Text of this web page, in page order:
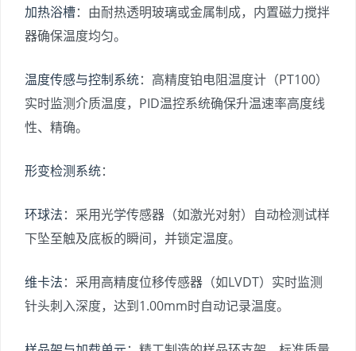
加热浴槽：由耐热透明玻璃或金属制成，内置磁力搅拌
器确保温度均匀。
温度传感与控制系统：高精度铂电阻温度计（PT100）
实时监测介质温度，PID温控系统确保升温速率高度线
性、精确。
形变检测系统：
环球法：采用光学传感器（如激光对射）自动检测试样
下坠至触及底板的瞬间，并锁定温度。
维卡法：采用高精度位移传感器（如LVDT）实时监测
针头刺入深度，达到1.00mm时自动记录温度。